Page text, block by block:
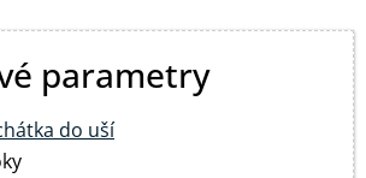
parametry
do uší